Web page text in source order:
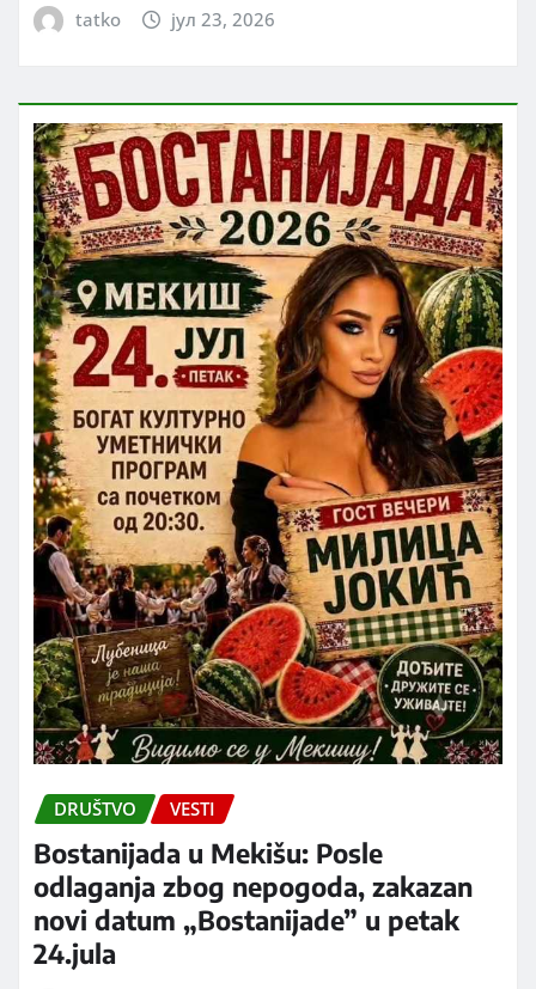
tatko јул 23, 2026
DRUŠTVO VESTI
Bostanijada u Mekišu: Posle
odlaganja zbog nepogoda, zakazan
novi datum „Bostanijade” u petak
24.jula